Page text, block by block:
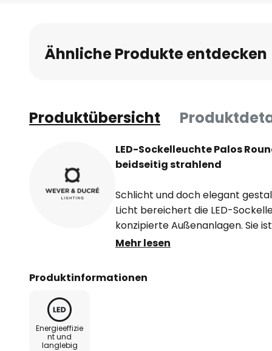
Bildgalerie
springen
Ähnliche Produkte entdecken
Produktübersicht
LED-Sockelleuchte Palos
beidseitig strahlend
Schlicht und doch elegant
Licht bereichert die LED-
konzipierte Außenanlagen. Sie
Aluminiumdruckguss gearbeitet
kreisrunden Kopf. Letzterer lädt
Mehr lesen
Produktinformationen
Energieeffizie
nt und
langlebig